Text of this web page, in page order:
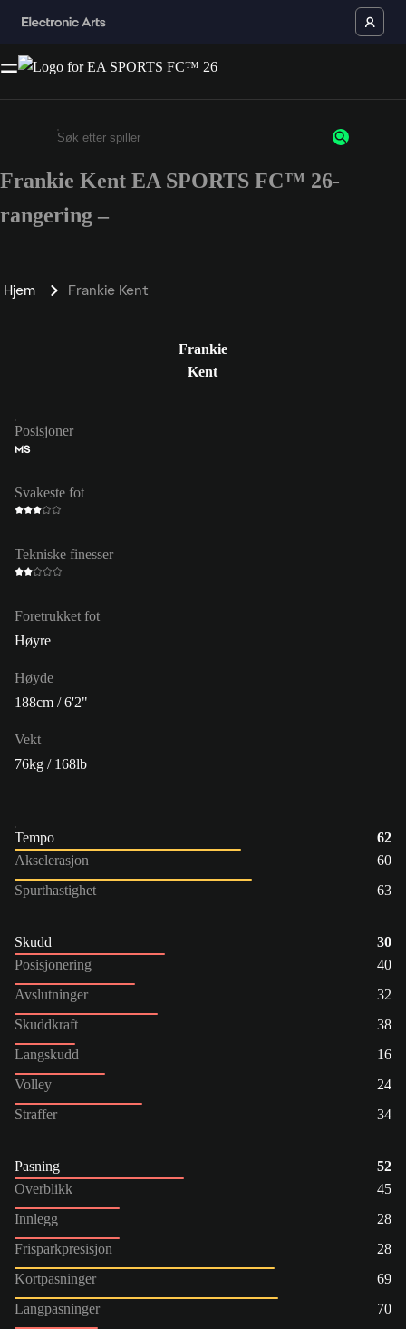
Enter a minimum of 3 characters or numbers
Frankie Kent EA SPORTS FC™ 26-
rangering –
Hjem Frankie Kent
Frankie
Kent
Posisjoner
MS
Svakeste fot
Tekniske finesser
Foretrukket fot
Høyre
Høyde
188cm / 6'2"
Vekt
76kg / 168lb
Tempo
62
Akselerasjon
60
Spurthastighet
63
Skudd
30
Posisjonering
40
Avslutninger
32
Skuddkraft
38
Langskudd
16
Volley
24
Straffer
34
Pasning
52
Overblikk
45
Innlegg
28
Frisparkpresisjon
28
Kortpasninger
69
Langpasninger
70